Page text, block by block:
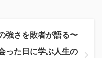
強さを敗者が語る〜
った日に学ぶ人生の